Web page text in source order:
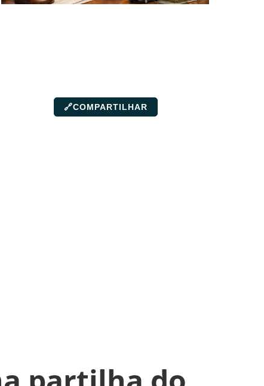
🔗COMPARTILHAR